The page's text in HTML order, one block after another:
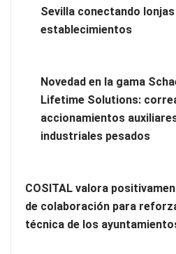
Los estudiantes que cambian a
Sevilla conectando
establecimientos
Novedad en la gama
Lifetime Solutions:
accionamientos
industriales pesados
COSITAL valora
de colaboración para
técnica de los